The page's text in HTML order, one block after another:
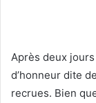
Après deux
d’honneur dite
recrues. Bien